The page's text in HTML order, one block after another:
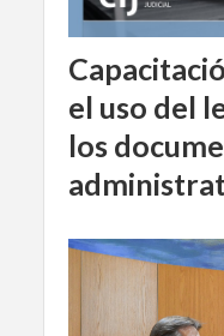
el uso del
los